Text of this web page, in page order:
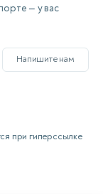
— у вас
Напишите нам
при гиперссылке